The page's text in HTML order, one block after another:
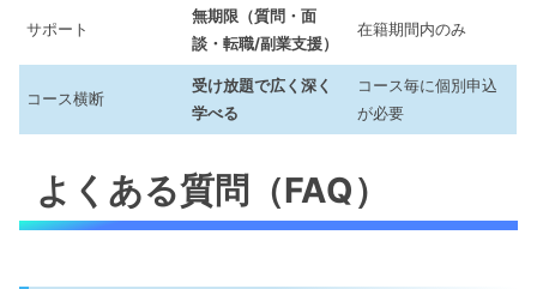
サポート
無期限（質問・面
談・転職/副業支援）
在籍期間内のみ
コース横断
受け放題で広く深く
学べる
コース毎に個別申込
が必要
よくある質問（FAQ）